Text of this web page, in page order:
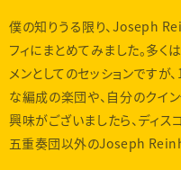
僕の知りうる限り、Joseph
フィにまとめてみました。多く
メンとしてのセッションです
な編成の楽団や、自分のクイ
興味がございましたら、ディス
五重奏団以外のJoseph